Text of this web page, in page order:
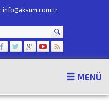
info@aksum.com.tr
MENÜ